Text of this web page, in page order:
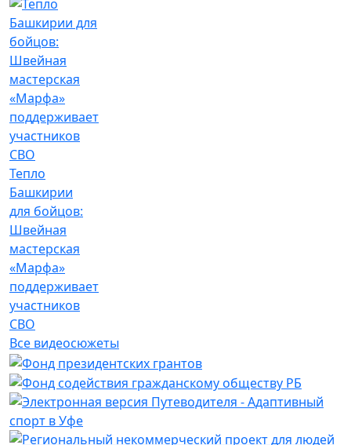
Тепло
Башкирии
для бойцов:
Швейная
мастерская
«Марфа»
поддерживает
участников
СВО
Все видеосюжеты